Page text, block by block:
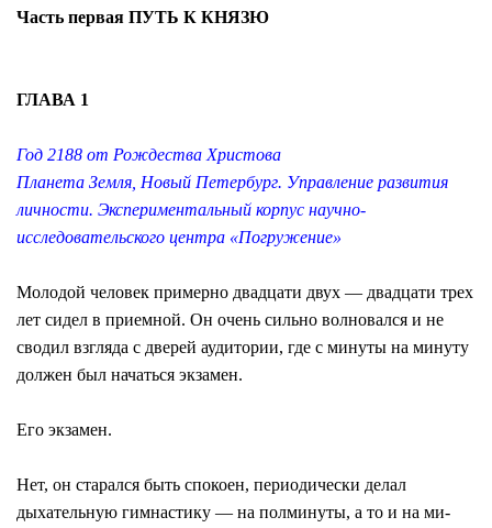
Часть первая ПУТЬ К КНЯЗЮ
ГЛАВА 1
Год 2188 от Рождества Христова
Планета Земля, Новый Петербург. Управление развития
личности. Экспериментальный корпус научно-
исследовательского центра «Погружение»
Молодой человек примерно двадцати двух — двадцати трех
лет сидел в приемной. Он очень сильно волновался и не
сводил взгляда с дверей аудитории, где с минуты на минуту
должен был начаться экзамен.
Его экзамен.
Нет, он старался быть спокоен, периодически делал
дыхательную гимнастику — на полминуты, а то и на ми-